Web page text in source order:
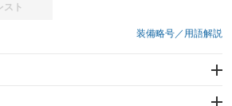
スト
装備略号／用語解説
席/サイド